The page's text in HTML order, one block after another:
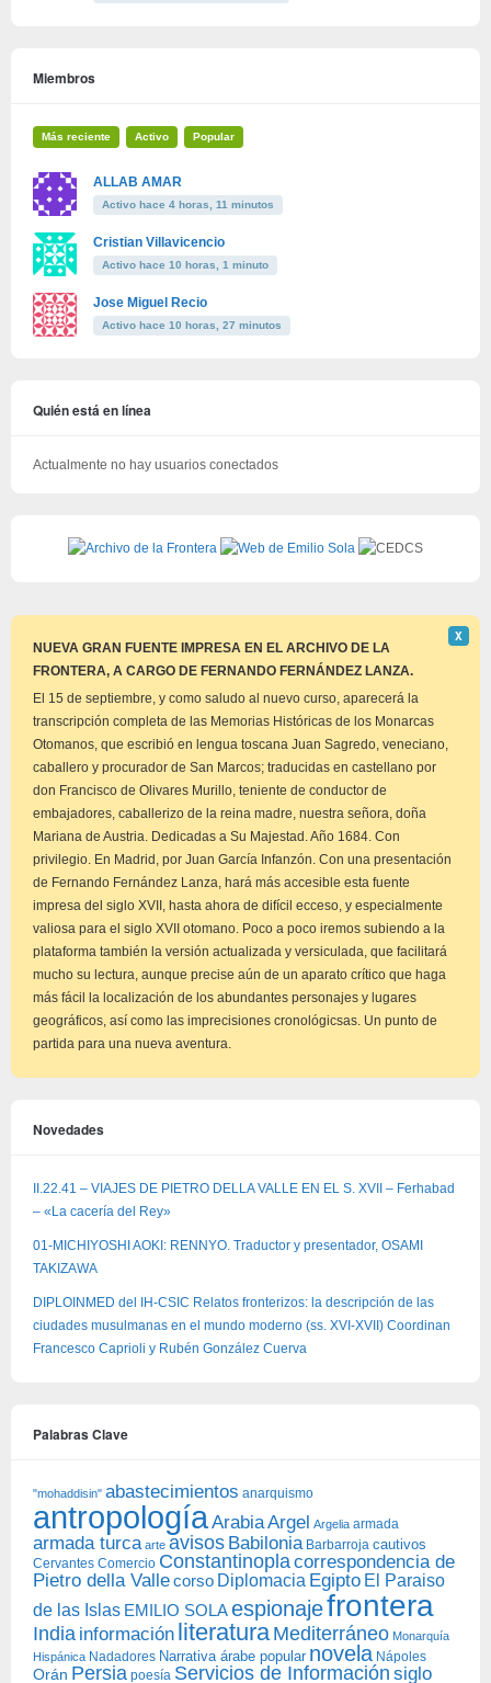
Miembros
Más reciente Activo Popular
ALLAB AMAR
Activo hace 4 horas, 11 minutos
Cristian Villavicencio
Activo hace 10 horas, 1 minuto
Jose Miguel Recio
Activo hace 10 horas, 27 minutos
Quién está en línea
Actualmente no hay usuarios conectados
NUEVA GRAN FUENTE IMPRESA EN EL ARCHIVO DE LA
FRONTERA, A CARGO DE FERNANDO FERNÁNDEZ LANZA.
este
Χ
El 15 de septiembre, y como saludo al nuevo curso, aparecerá la
transcripción completa de las Memorias Históricas de los Monarcas
Otomanos, que escribió en lengua toscana Juan Sagredo, veneciano,
caballero y procurador de San Marcos; traducidas en castellano por
don Francisco de Olivares Murillo, teniente de conductor de
embajadores, caballerizo de la reina madre, nuestra señora, doña
Mariana de Austria. Dedicadas a Su Majestad. Año 1684. Con
privilegio. En Madrid, por Juan García Infanzón. Con una presentación
de Fernando Fernández Lanza, hará más accesible esta fuente
impresa del siglo XVII, hasta ahora de difícil ecceso, y especialmente
valiosa para el siglo XVII otomano. Poco a poco iremos subiendo a la
plataforma también la versión actualizada y versiculada, que facilitará
mucho su lectura, aunque precise aún de un aparato crítico que haga
más fácil la localización de los abundantes personajes y lugares
geográficos, así como las imprecisiones cronológicsas. Un punto de
partida para una nueva aventura.
Novedades
II.22.41 – VIAJES DE PIETRO DELLA VALLE EN EL S. XVII – Ferhabad
– «La cacería del Rey»
01-MICHIYOSHI AOKI: RENNYO. Traductor y presentador, OSAMI
TAKIZAWA
DIPLOINMED del IH-CSIC Relatos fronterizos: la descripción de las
ciudades musulmanas en el mundo moderno (ss. XVI-XVII) Coordinan
Francesco Caprioli y Rubén González Cuerva
Palabras Clave
"mohaddisin" abastecimientos anarquismo
antropología ArabiaArgel Argelia armada
armada turca arte avisos Babilonia Barbarroja cautivos
Cervantes Comercio Constantinopla correspondencia de
Pietro della Vallecorso Diplomacia Egipto El Paraiso
de las Islas EMILIO SOLAespionajefrontera
India información literatura Mediterráneo Monarquía
Hispánica Nadadores Narrativa árabe popular novela Nápoles
Orán Persia poesía Servicios de Información siglo